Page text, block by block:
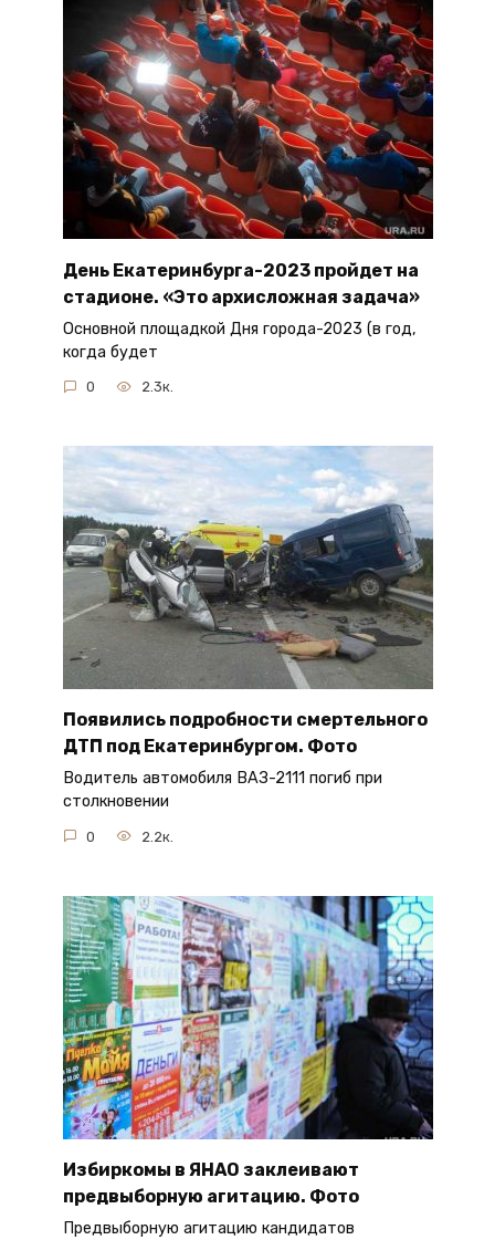
День Екатеринбурга-2023 пройдет на
стадионе. «Это архисложная задача»
Основной площадкой Дня города-2023 (в год,
когда будет
0 2.3к.
Появились подробности смертельного
ДТП под Екатеринбургом. Фото
Водитель автомобиля ВАЗ-2111 погиб при
столкновении
0 2.2к.
Избиркомы в ЯНАО заклеивают
предвыборную агитацию. Фото
Предвыборную агитацию кандидатов